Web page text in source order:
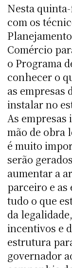
Nesta
com os
Comércio
o Programa
conhecer o
as empresas
instalar no
As
mão de obra
é muito
serão
aumentar a
parceiro e as
tudo o que
da
incentivos e
estrutura
governador